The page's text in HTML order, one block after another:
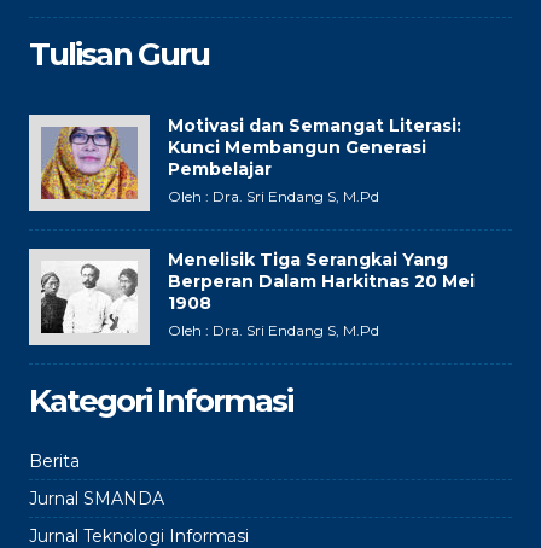
Tulisan Guru
Motivasi dan Semangat Literasi:
Kunci Membangun Generasi
Pembelajar
Oleh : Dra. Sri Endang S, M.Pd
Menelisik Tiga Serangkai Yang
Berperan Dalam Harkitnas 20 Mei
1908
Oleh : Dra. Sri Endang S, M.Pd
Kategori Informasi
Berita
Jurnal SMANDA
Jurnal Teknologi Informasi